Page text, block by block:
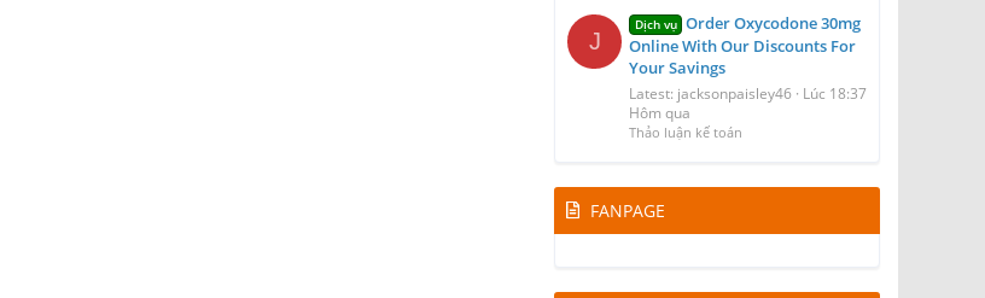
J
Dịch vụ Order Oxycodone 30mg
Online With Our Discounts For
Your Savings
Latest: jacksonpaisley46 Lúc 18:37
Hôm qua
Thảo luận kế toán
FANPAGE